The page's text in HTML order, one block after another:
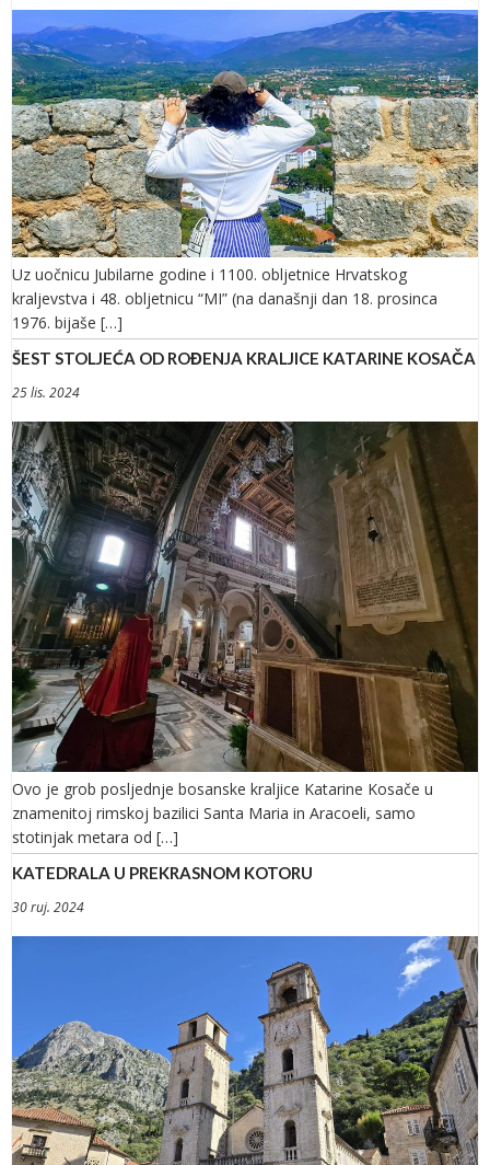
Uz uočnicu Jubilarne godine i 1100. obljetnice Hrvatskog
kraljevstva i 48. obljetnicu “MI” (na današnji dan 18. prosinca
1976. bijaše […]
ŠEST STOLJEĆA OD ROĐENJA KRALJICE KATARINE KOSAČA
25 lis. 2024
Ovo je grob posljednje bosanske kraljice Katarine Kosače u
znamenitoj rimskoj bazilici Santa Maria in Aracoeli, samo
stotinjak metara od […]
KATEDRALA U PREKRASNOM KOTORU
30 ruj. 2024